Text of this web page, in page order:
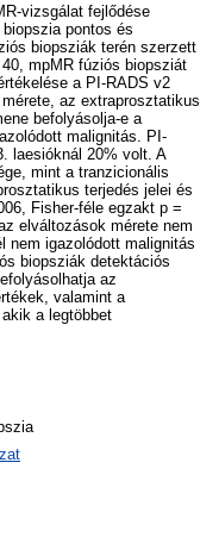
vizsgálat fejlődése
pontos és
biopsziák terén szerzett
mpMR fúziós biopsziát
a PI-RADS v2
az extraprosztatikus
befolyásolja-e a
malignitás. PI-
laesióknál 20% volt. A
mint a tranzicionális
terjedés jelei és
Fisher-féle egzakt p =
elváltozások mérete nem
nem igazolódott malignitás
biopsziák detektációs
az
valamint a
a legtöbbet